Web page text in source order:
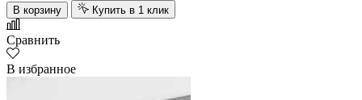
В корзину Купить в 1 клик
Сравнить
В избранное